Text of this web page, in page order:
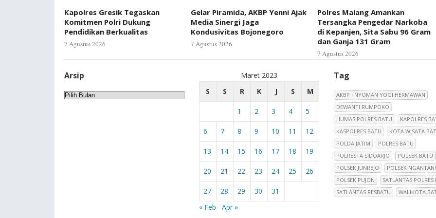
Kapolres Gresik Tegaskan
Komitmen Polri Dukung
Pendidikan Berkualitas
7 Agustus 2026
Gelar Piramida, AKBP Yenni Ajak
Media Sinergi Jaga
Kondusivitas Bojonegoro
7 Agustus 2026
Polres Malang Amankan
Tersangka Pengedar Narkoba
di Kepanjen, Sita Sabu 96 Gram
dan Ganja 131 Gram
7 Agustus 2026
Arsip
Arsip
Maret 2023
S
S R K J S M
1 2 3 4 5
6 7 8 9 10 11 12
13 14 15 16 17 18 19
20 21 22 23 24 25 26
27 28 29 30
31
« Feb
Apr »
Tag
AKBP I NYOMAN YOGI HERMAWAN
DEWANTI RUMPOKO
HUMAS POLRES BATU
KAPOLRES
KASPOLRES BATU
KOTA WISATA
POLDA JATIM
POLRES BATU
POLRESTA SIDOARJO
POLSEK BATU
POLSEK JUNREJO
POLSEK
POLSEK PUJON
SATLANTAS POLRES
SATLANTAS RESBATU
WALIKOTA